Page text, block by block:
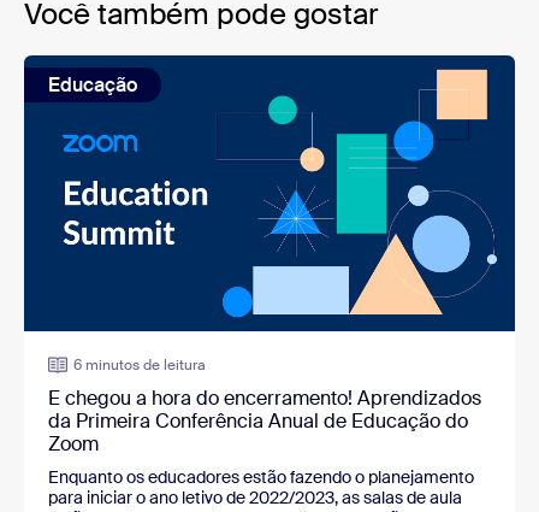
Você também pode gostar
Educação
6 minutos de leitura
E chegou a hora do encerramento! Aprendizados
da Primeira Conferência Anual de Educação do
Zoom
Enquanto os educadores estão fazendo o planejamento
para iniciar o ano letivo de 2022/2023, as salas de aula